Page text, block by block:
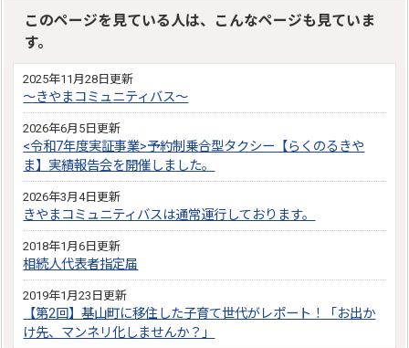
このページを見ている人は、こんなページも見ていま
す。
2025年11月28日更新
～きやまコミュニティバス～
2026年6月5日更新
<令和7年度実証事業>予約制乗合型タクシー【らくのるきや
ま】実績報告会を開催しました。
2026年3月4日更新
きやまコミュニティバスは通常運行しております。
2018年1月6日更新
相続人代表者指定届
2019年1月23日更新
【第2回】基山町に移住した子育て世代がレポート！「お出か
け先、マンネリ化しませんか？」